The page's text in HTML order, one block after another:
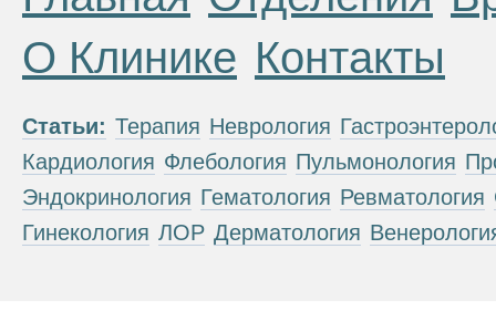
О Клинике Контакты
Статьи: Терапия Неврология
Кардиология Флебология Пульмонология
Эндокринология Гематология Ревматология
Гинекология ЛОР Дерматология